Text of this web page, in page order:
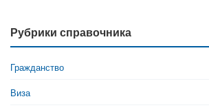
Рубрики справочника
Гражданство
Виза